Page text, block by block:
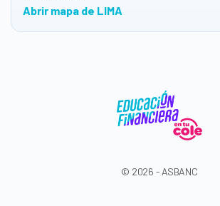
Abrir mapa de LIMA
© 2026 - ASBANC